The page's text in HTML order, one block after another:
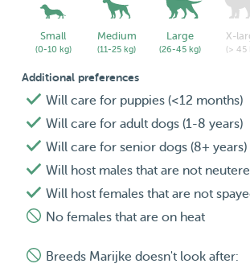
Small
(0-10 kg)
Medium
(11-25 kg)
Large
(26-45 kg)
X-
(> 45
Additional preferences
Will care for puppies (<12 months)
Will care for adult dogs (1-8 years)
Will care for senior dogs (8+ years)
Will host males that are not
Will host females that are not
No females that are on heat
Breeds Marijke doesn't look after: